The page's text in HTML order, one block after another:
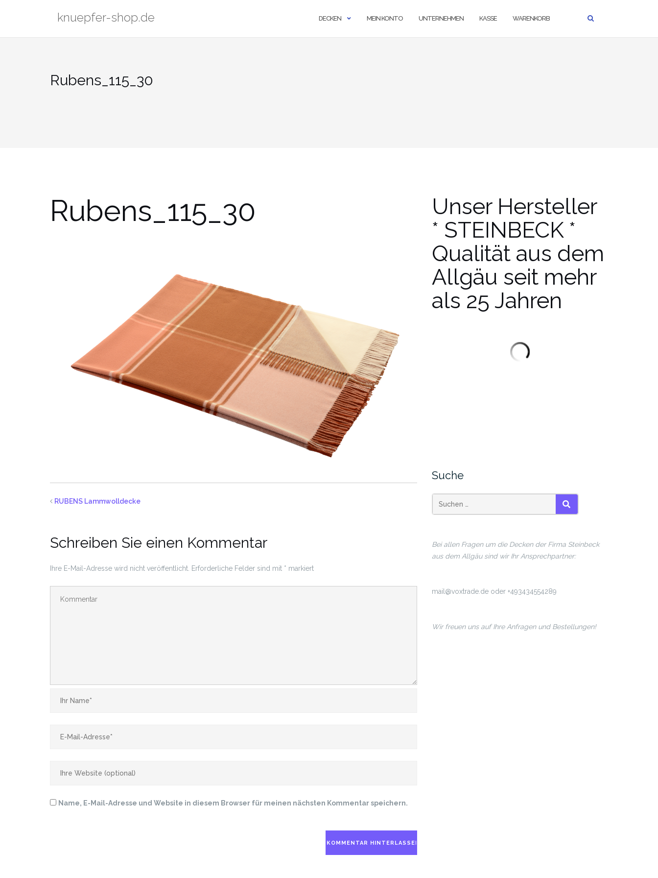
knuepfer-shop.de DECKEN MEIN KONTO UNTERNEHMEN KASSE WARENKORB
Rubens_115_30
Rubens_115_30
RUBENS Lammwolldecke
Schreiben Sie einen Kommentar
Ihre E-Mail-Adresse wird nicht veröffentlicht. Erforderliche Felder sind mit * markiert
Name, E-Mail-Adresse und Website in diesem Browser für meinen nächsten Kommentar speichern.
Unser Hersteller
* STEINBECK *
Qualität aus dem
Allgäu seit mehr
als 25 Jahren
Suche
SUCHEN
Bei allen Fragen um die Decken der Firma Steinbeck
aus dem Allgäu sind wir Ihr Ansprechpartner:
mail@voxtrade.de oder +493434554289
Wir freuen uns auf Ihre Anfragen und Bestellungen!